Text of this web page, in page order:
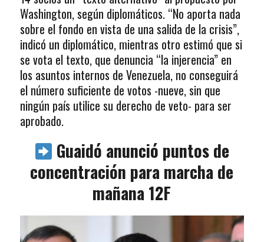
Washington, según diplomáticos. “No aporta nada
sobre el fondo en vista de una salida de la crisis”,
indicó un diplomático, mientras otro estimó que si
se vota el texto, que denuncia “la injerencia” en
los asuntos internos de Venezuela, no conseguirá
el número suficiente de votos -nueve, sin que
ningún país utilice su derecho de veto- para ser
aprobado.
Guaidó anunció puntos de
concentración para marcha de
mañana 12F